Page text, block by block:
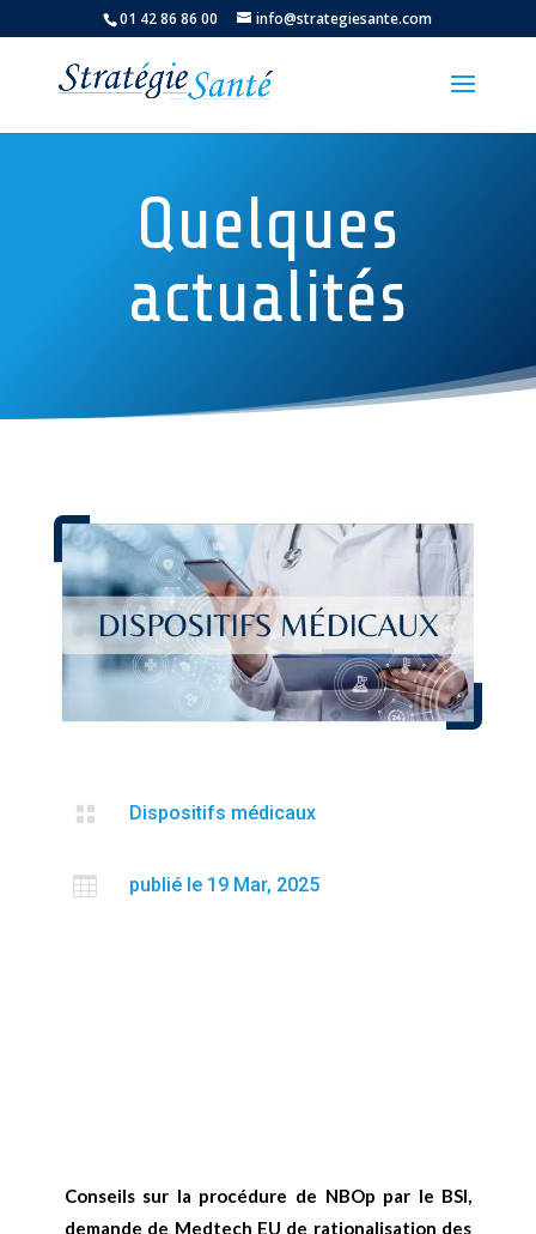
01 42 86 86 00 info@strategiesante.com
Quelques
actualités
 Dispositifs médicaux
 publié le 19 Mar, 2025
Conseils sur la procédure de NBOp par le BSI,
demande de Medtech EU de rationalisation des